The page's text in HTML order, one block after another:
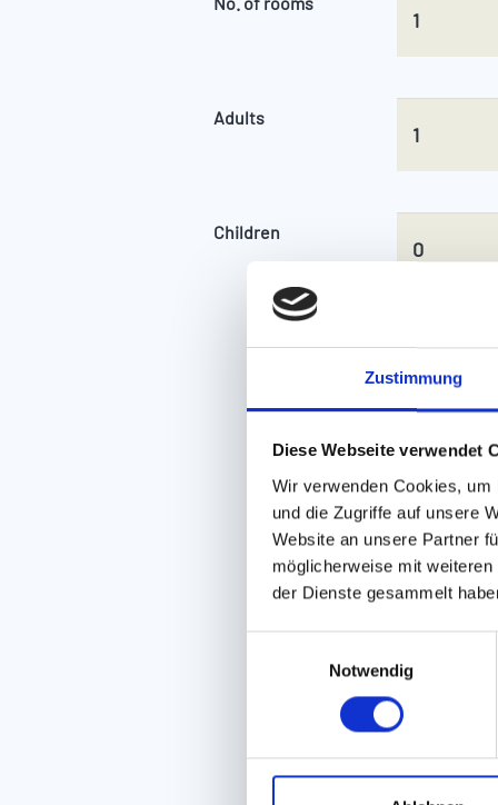
Zustimmung
Diese Webseite verwendet
Wir verwenden Cookies,
und die Zugriffe auf unsere
Website an unsere Partner
möglicherweise mit
der Dienste gesammelt
Notwendig
Adults
Children